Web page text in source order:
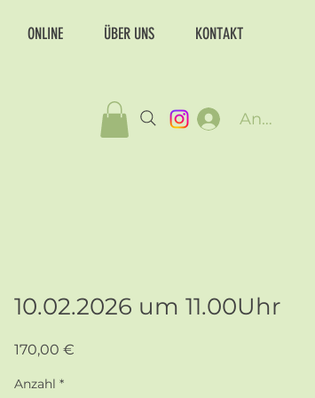
ONLINE ÜBER UNS KONTAKT
Anmelden
10.02.2026 um 11.00Uhr
170,00 €
Anzahl *